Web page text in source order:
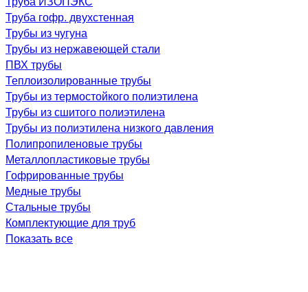
Труба гофр. двухстенная
Трубы из чугуна
Трубы из нержавеющей стали
ПВХ трубы
Теплоизолированные трубы
Трубы из термостойкого полиэтилена
Трубы из сшитого полиэтилена
Трубы из полиэтилена низкого давления
Полипропиленовые трубы
Металлопластиковые трубы
Гофрированные трубы
Медные трубы
Стальные трубы
Комплектующие для труб
Показать все